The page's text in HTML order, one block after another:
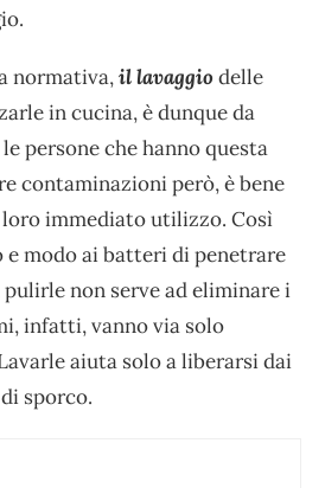
normativa,il lavaggiodelle
in cucina, è dunque da
persone che hanno questa
contaminazioni però, è bene
immediato utilizzo. Così
e modo ai batteri di penetrare
pulirle non serve ad eliminare i
infatti, vanno via solo
aiuta solo a liberarsi dai
sporco.